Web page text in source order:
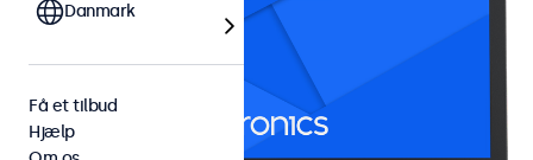
Danmark
Få et tilbud
Hjælp